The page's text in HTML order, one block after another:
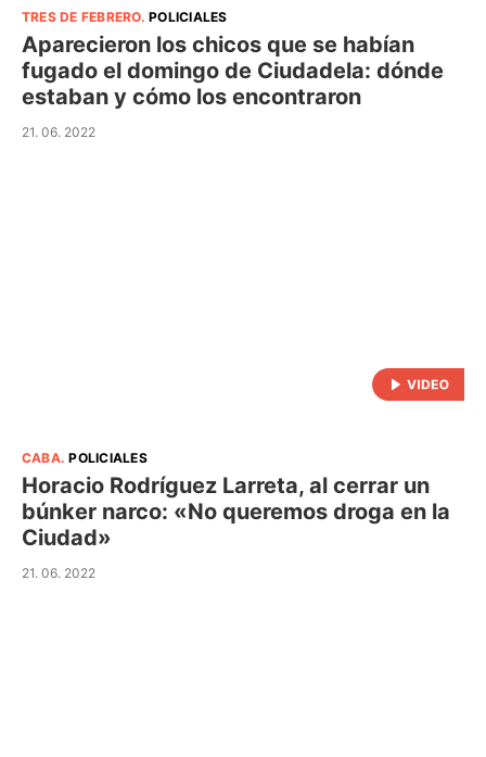
TRES DE FEBRERO.POLICIALES
Aparecieron los chicos que se habían
fugado el domingo de Ciudadela: dónde
estaban y cómo los encontraron
21. 06. 2022
CABA.POLICIALES
Horacio Rodríguez Larreta, al cerrar un
búnker narco: «No queremos droga en la
Ciudad»
21. 06. 2022